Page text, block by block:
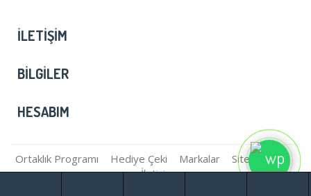
İLETIŞIM
BILGILER
HESABIM
Ortaklık Programı Hediye Çeki Markalar
Site Haritası
İletişim